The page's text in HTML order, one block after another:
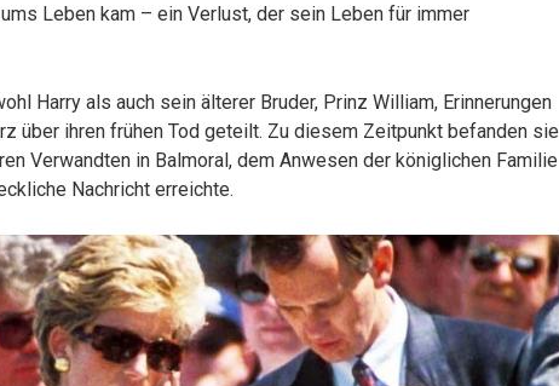
Leben kam – ein Verlust, der sein Leben für immer
Harry als auch sein älterer Bruder, Prinz William, Erinnerungen
über ihren frühen Tod geteilt. Zu diesem Zeitpunkt befanden sie
Verwandten in Balmoral, dem Anwesen der königlichen Familie
Nachricht erreichte.